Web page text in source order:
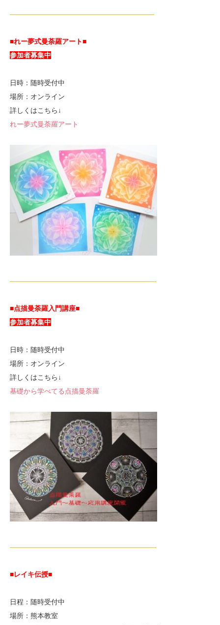
—————————————————————
■れー夢式曼荼羅アート■
参加者募集中
日時：随時受付中
場所：オンライン
詳しくはこちら↓
れー夢式曼荼羅アート
—————————————————————-
■点描曼荼羅入門講座■
参加者募集中
日時：随時受付中
場所：オンライン
詳しくはこちら↓
基礎から学べてる点描曼荼羅
—————————————————————-
■レイキ伝授■
日程：随時受付中
場所：熊本教室